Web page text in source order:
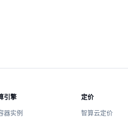
引擎
器实例
定价
智算云定价